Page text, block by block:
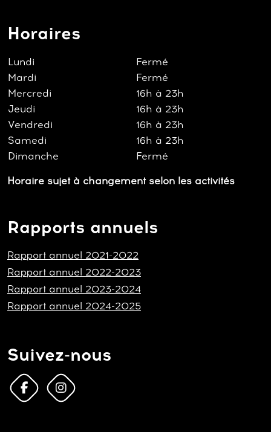
Horaires
Lundi
Fermé
Mardi
Fermé
Mercredi
16h à 23h
Jeudi
16h à 23h
Vendredi
16h à 23h
Samedi
16h à 23h
Dimanche
Fermé
Horaire sujet à changement selon les activités
Rapports annuels
Rapport annuel 2021-2022
Rapport annuel 2022-2023
Rapport annuel 2023-2024
Rapport annuel 2024-2025
Suivez-nous